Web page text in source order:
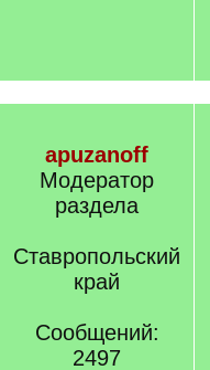
apuzanoff
Модератор
раздела
Ставропольский
край
Сообщений:
2497